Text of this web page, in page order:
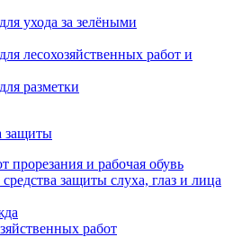
ухода за зелёными
лесохозяйственных работ и
разметки
защиты
прорезания и рабочая обувь
защиты слуха, глаз и лица
работ